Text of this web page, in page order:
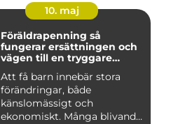
10. maj
Föräldrapenning så
fungerar ersättningen och
vägen till en tryggare
Att få barn innebär stora
förändringar, både
känslomässigt och
ekonomiskt. Många blivande